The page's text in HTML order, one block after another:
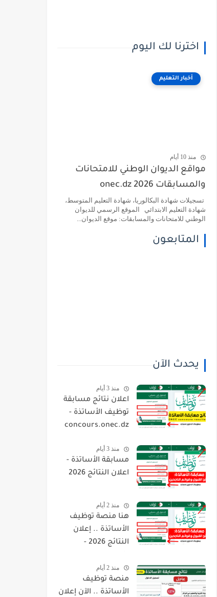
اخترنا لك اليوم
أخبار التعليم
منذ 10 أيام
مواقع الديوان الوطني للامتحانات
والمسابقات 2026 onec.dz
تسجيلات شهادة البكالوريا، شهادة التعليم المتوسط،
شهادة التعليم الابتدائي الموقع الرسمي للديوان
الوطني للامتحانات والمسابقات: موقع الديوان...
المتابعون
يحدث الآن
منذ 3 أيام
اعلان نتائج مسابقة
توظيف الأساتذة -
concours.onec.dz
منذ 3 أيام
مسابقة الأساتذة -
اعلان النتائج 2026
منذ 2 أيام
هنا منصة توظيف
الأساتذة .. إعلان
النتائج 2026 -
منذ 2 أيام
منصة توظيف
الأساتذة .. الآن إعلان